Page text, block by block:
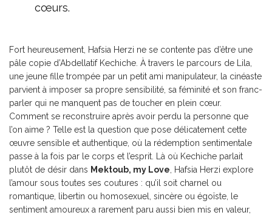
cœurs.
Fort heureusement, Hafsia Herzi ne se contente pas d’être une
pâle copie d’Abdellatif Kechiche. À travers le parcours de Lila,
une jeune fille trompée par un petit ami manipulateur, la cinéaste
parvient à imposer sa propre sensibilité, sa féminité et son franc-
parler qui ne manquent pas de toucher en plein cœur.
Comment se reconstruire après avoir perdu la personne que
l’on aime ? Telle est la question que pose délicatement cette
œuvre sensible et authentique, où la rédemption sentimentale
passe à la fois par le corps et l’esprit. Là où Kechiche parlait
plutôt de désir dans Mektoub, my Love , Hafsia Herzi explore
l’amour sous toutes ses coutures : qu’il soit charnel ou
romantique, libertin ou homosexuel, sincère ou égoïste, le
sentiment amoureux a rarement paru aussi bien mis en valeur,